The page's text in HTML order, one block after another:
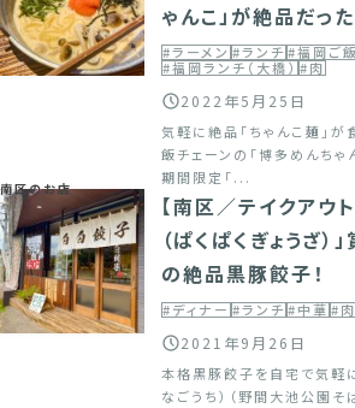
ゃんこ」が絶品だった
#ラーメン#ランチ#福岡ご
#福岡ランチ（大橋）#肉
2022年5月25日
気軽に絶品「ちゃんこ麺」が
飯チェーンの「博多めんちゃ
期間限定「...
南区のお店
【南区／テイクアウ
（ぱくぱくぎょうざ）
の絶品黒豚餃子！
#ディナー#ランチ#中華#肉
2021年9月26日
本格黒豚餃子を自宅で気軽
なごうち）（野間大池公園そ